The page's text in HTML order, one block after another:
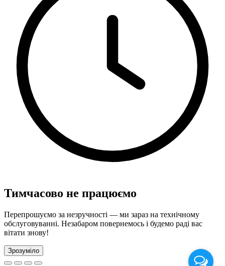
Тимчасово не працюємо
Перепрошуємо за незручності — ми зараз на технічному
обслуговуванні. Незабаром повернемось і будемо раді вас
вітати знову!
Зрозуміло